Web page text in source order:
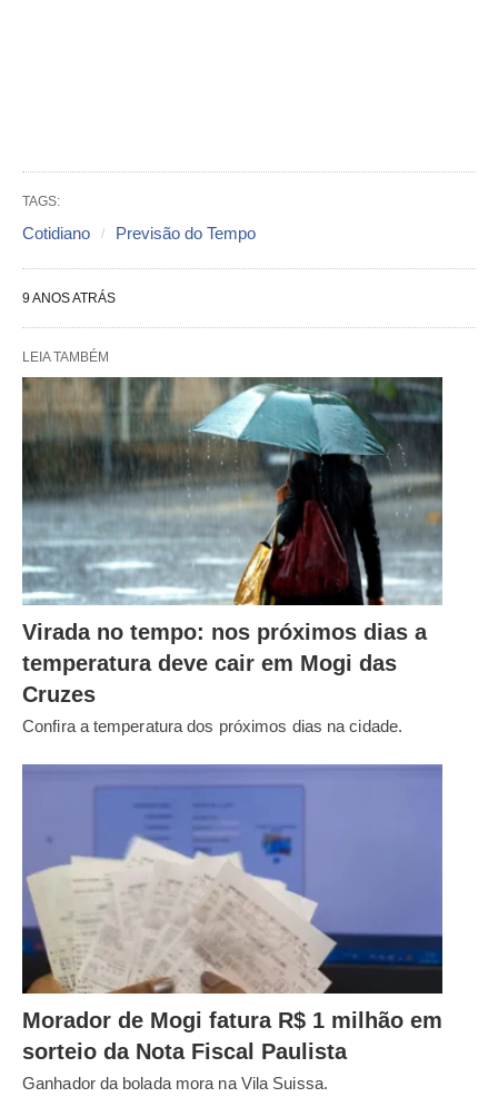
TAGS:
Cotidiano Previsão do Tempo
9 ANOS ATRÁS
LEIA TAMBÉM
Virada no tempo: nos próximos dias a
temperatura deve cair em Mogi das
Cruzes
Confira a temperatura dos próximos dias na cidade.
Morador de Mogi fatura R$ 1 milhão em
sorteio da Nota Fiscal Paulista
Ganhador da bolada mora na Vila Suissa.